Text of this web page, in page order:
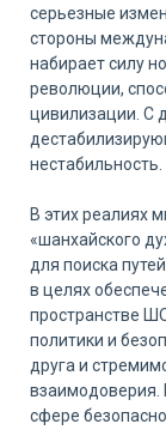
серьезные
стороны
набирает силу
революции,
цивилизации. С
нестабильность.
В этих реалиях
«шанхайского
для поиска
в целях
пространстве
политики и
друга и
взаимодоверия.
сфере